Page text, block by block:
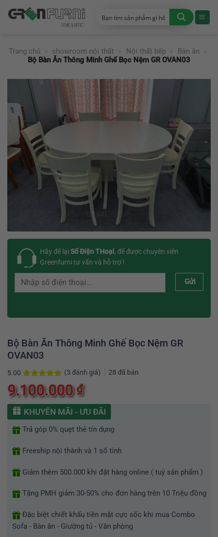
đến
Trang chủ
» showroom nội thất » Nội thất bếp » Bàn ăn
»
Bộ Bàn Ăn Thông Minh Ghế Bọc Nệm GR OVAN03
Hãy để lạiSố Điện THoại, để được chuyên viên
Greenfurni tư vấn và hỗ trợ !
Gửi
Bộ Bàn Ăn Thông Minh Ghế Bọc Nệm GR
OVAN03
5.00
5.00trên 5
dựa trên
3
đánh giá
(3 đánh giá) 28 đã bán
9.100.000₫
KHUYẾN MÃI - ƯU ĐÃI
Trả góp 0% quẹt thẻ tín dụng
Freeship nội thành và 1 số tỉnh
Giảm thêm 500.000 khi đặt hàng online ( tuỳ sản phẩm )
Tặng PMH giảm 30-50% cho đơn hàng trên 10 Triệu đồng
Đặc biệt chiết khấu tiền mặt cực sốc khi mua Combo
Sofa - Bàn ăn - Giường tủ - Văn phòng